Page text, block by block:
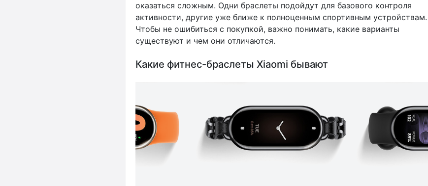
оказаться сложным. Одни браслеты подойдут для базового контроля
активности, другие уже ближе к полноценным спортивным устройствам.
Чтобы не ошибиться с покупкой, важно понимать, какие варианты
существуют и чем они отличаются.
Какие фитнес-браслеты Xiaomi бывают